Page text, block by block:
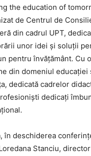
the education of
de Centrul de
din cadrul UPT,
unor idei și soluții
pentru învățământ. Cu
din domeniul educației
dedicată cadrelor
dedicați
în deschiderea
Stanciu, director